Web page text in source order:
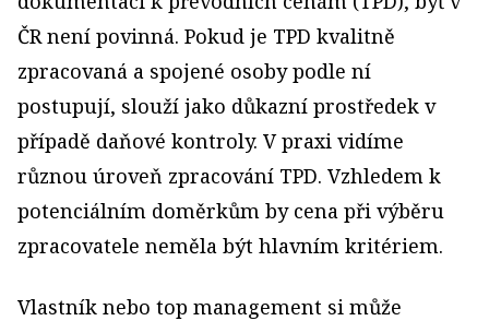
ČR není povinná. Pokud je TPD kvalitně
zpracovaná a spojené osoby podle ní
postupují, slouží jako důkazní prostředek v
případě daňové kontroly. V praxi vidíme
různou úroveň zpracování TPD. Vzhledem k
potenciálním doměrkům by cena při výběru
zpracovatele neměla být hlavním kritériem.
Vlastník nebo top management si může